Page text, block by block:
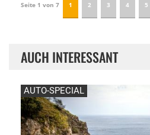
Seite 1 von 7 1 2 3 4 5
AUCH INTERESSANT
AUTO-SPECIAL